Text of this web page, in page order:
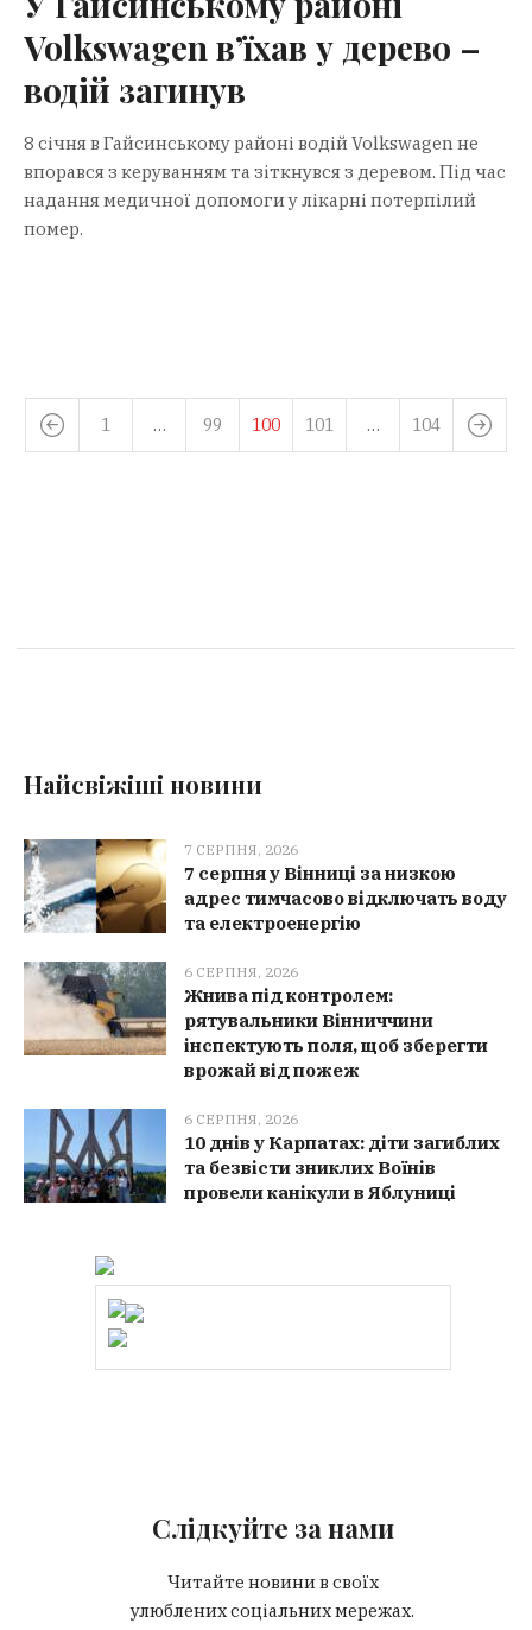
Volkswagen в’їхав у дерево –
водій загинув
8 січня в Гайсинському районі водій Volkswagen не
впорався з керуванням та зіткнувся з деревом. Під час
надання медичної допомоги у лікарні потерпілий
помер.
1 … 99 100 101 … 104
Найсвіжіші новини
7 СЕРПНЯ, 2026
7 серпня у Вінниці за низкою
адрес тимчасово відключать воду
та електроенергію
6 СЕРПНЯ, 2026
Жнива під контролем:
рятувальники Вінниччини
інспектують поля, щоб зберегти
врожай від пожеж
6 СЕРПНЯ, 2026
10 днів у Карпатах: діти загиблих
та безвісти зниклих Воїнів
провели канікули в Яблуниці
Слідкуйте за нами
Читайте новини в своїх
улюблених соціальних мережах.